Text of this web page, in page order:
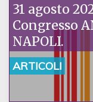
31 agosto
Congresso
NAPOLI.
ARTICOLI